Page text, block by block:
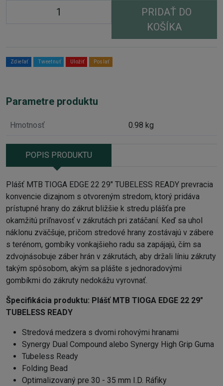
PRIDAŤ DO
KOŠÍKA
Zdieľať Tweetnuť Uložiť Poslať
Parametre produktu
Hmotnosť 0.98 kg
POPIS PRODUKTU
Plášť MTB TIOGA EDGE 22 29" TUBELESS READY prevracia
konvencie dizajnom s otvoreným stredom, ktorý pridáva
prístupné hrany do zákrut bližšie k stredu plášťa pre
okamžitú priľnavosť v zákrutách pri zatáčaní. Keď sa uhol
náklonu zväčšuje, pričom stredové hrany zostávajú v zábere
s terénom, gombíky vonkajšieho radu sa zapájajú, čím sa
zdvojnásobuje záber hrán v zákrutách, aby držali líniu zákruty
takým spôsobom, akým sa plášte s jednoradovými
gombíkmi do zákruty nedokážu vyrovnať.
Špecifikácia produktu: Plášť MTB TIOGA EDGE 22 29"
TUBELESS READY
Stredová medzera s dvomi rohovými hranami
Synergy Dual Compound alebo Synergy High Grip Guma
Tubeless Ready
Folding Bead
Optimalizovaný pre 30 - 35 mm I.D. Ráfiky